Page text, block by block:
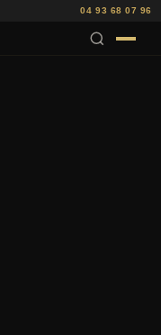
04 93 68 07 96